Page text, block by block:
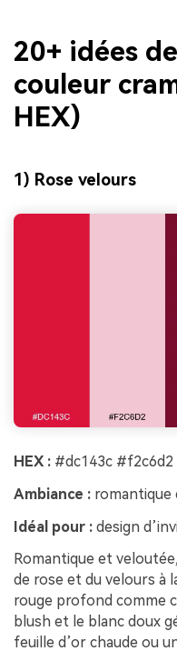
20+ idées
couleur
HEX)
1) Rose velours
HEX : #dc143c
Ambiance : romantique
Idéal pour : design
Romantique et
de rose et du velours à
rouge profond comme
blush et le blanc doux
feuille d’or chaude ou